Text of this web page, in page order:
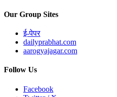
Our Group Sites
ई-पेपर
dailyprabhat.com
aarogyajagar.com
Follow Us
Facebook